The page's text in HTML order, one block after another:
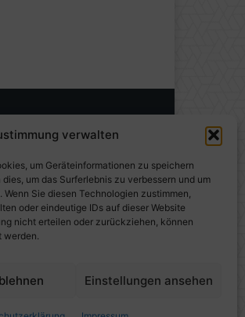
verwalten
um Geräteinformationen zu speichern
um das Surferlebnis zu verbessern und um
Sie diesen Technologien zustimmen,
oder eindeutige IDs auf dieser Website
nicht erteilen oder zurückziehen, können
werden.
Einstellungen ansehen